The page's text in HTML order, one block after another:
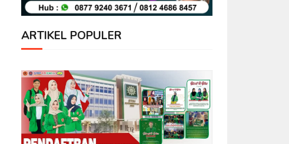
ARTIKEL POPULER